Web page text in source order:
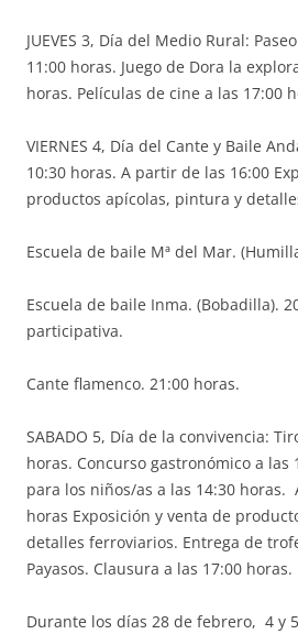
JUEVES 3, Día del Medio Rural:
11:00 horas. Juego de Dora la
horas. Películas de cine a las 17:00
VIERNES 4, Día del Cante y Baile
10:30 horas. A partir de las 16:00
productos apícolas, pintura y
Escuela de baile Mª del Mar.
Escuela de baile Inma. (Bobadilla).
participativa.
Cante flamenco. 21:00 horas.
SABADO 5, Día de la convivencia:
horas. Concurso gastronómico a las
para los niños/as a las 14:30 horas.
horas Exposición y venta de
detalles ferroviarios. Entrega de
Payasos. Clausura a las 17:00 horas.
Durante los días 28 de febrero, 4 y